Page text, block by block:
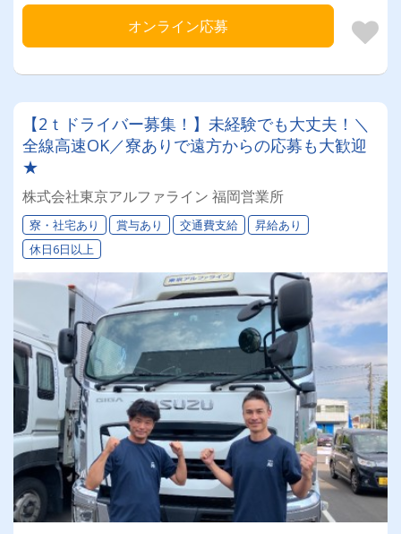
オンライン応募
【2ｔドライバー募集！】未経験でも大丈夫！＼
全線高速OK／寮ありで遠方からの応募も大歓迎
★
株式会社東京アルファライン 福岡営業所
寮・社宅あり 賞与あり 交通費支給
昇給あり
休日6日以上